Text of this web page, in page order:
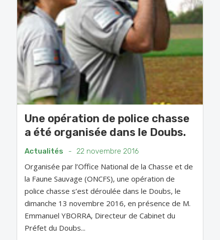
Une opération de police chasse
a été organisée dans le Doubs.
Actualités - 22 novembre 2016
Organisée par l’Office National de la Chasse et de
la Faune Sauvage (ONCFS), une opération de
police chasse s’est déroulée dans le Doubs, le
dimanche 13 novembre 2016, en présence de M.
Emmanuel YBORRA, Directeur de Cabinet du
Préfet du Doubs...